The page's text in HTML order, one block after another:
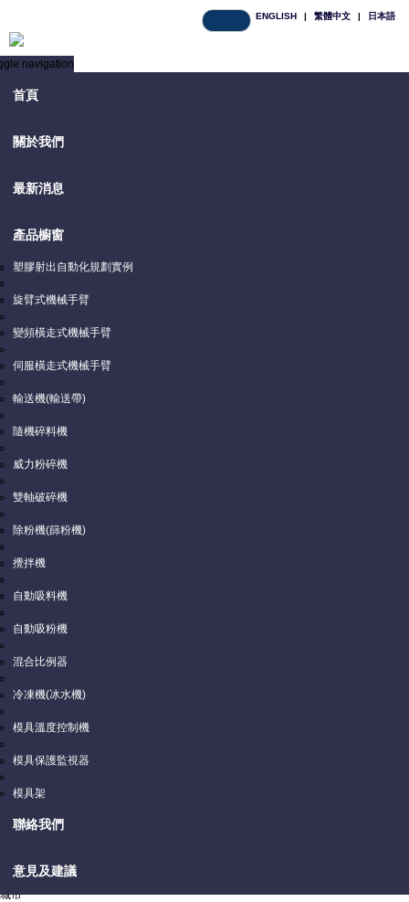
ENGLISH | 繁體中文 | 日本語
navigation
首頁
關於我們
最新消息
產品櫥窗
塑膠射出自動化規劃實例
旋臂式機械手臂
變頻橫走式機械手臂
伺服橫走式機械手臂
輸送機(輸送帶)
隨機碎料機
威力粉碎機
雙軸破碎機
除粉機(篩粉機)
攪拌機
自動吸料機
自動吸粉機
混合比例器
冷凍機(冰水機)
模具溫度控制機
模具保護監視器
模具架
聯絡我們
意見及建議
聯絡我們
資訊
* 為必填欄位.
*聯絡人名稱
*Email
*電話
傳真
行動電話
城市